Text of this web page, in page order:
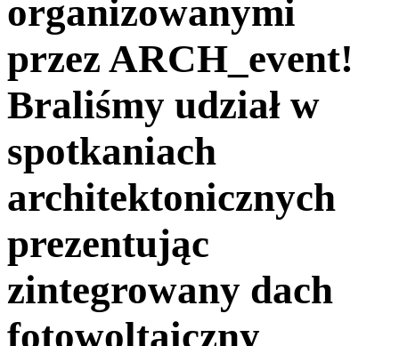
organizowanymi
przez ARCH_event!
Braliśmy udział w
spotkaniach
architektonicznych
prezentując
zintegrowany dach
fotowoltaiczny